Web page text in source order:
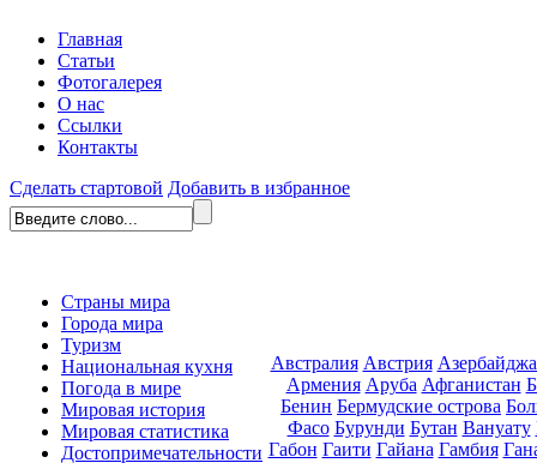
Главная
Статьи
Фотогалерея
О нас
Ссылки
Контакты
Сделать стартовой Добавить в избранное
Страны мира
Города мира
Туризм
Национальная кухня
Погода в мире
Мировая история
Мировая статистика
Достопримечательности
Австралия Австрия
Армения Аруба Афганистан
Бенин Бермудские острова
Фасо Бурунди Бутан Вануату
Габон Гаити Гайана Гамбия